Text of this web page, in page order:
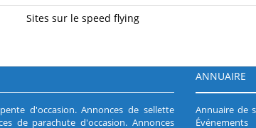
Sites sur le speed flying
d'occasion.Annonces de sellette
de parachute d'occasion.Annonces
ANNUAIRE
Annuaire de